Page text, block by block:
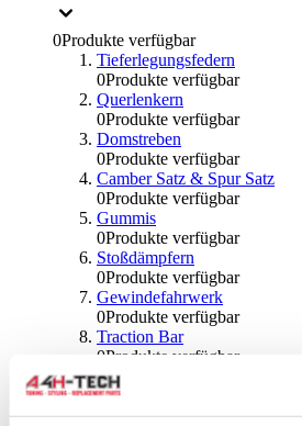
0Produkte verfügbar
Tieferlegungsfedern
0Produkte verfügbar
Querlenkern
0Produkte verfügbar
Domstreben
0Produkte verfügbar
Camber Satz & Spur Satz
0Produkte verfügbar
Gummis
0Produkte verfügbar
Stoßdämpfern
0Produkte verfügbar
Gewindefahrwerk
0Produkte verfügbar
Traction Bar
0Produkte verfügbar
Stabilisator & Zubehör
0Produkte verfügbar
Kugeln & Abdeckungen